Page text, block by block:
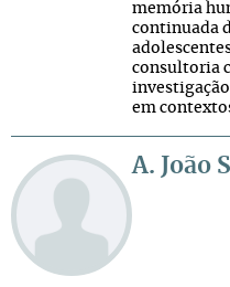
memória
continuada
consultoria
em
A. João